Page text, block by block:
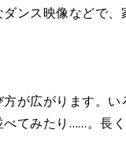
ンス映像などで
が広がります。
てみたり……。長く